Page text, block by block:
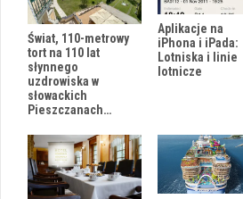
Świat, 110-metrowy
tort na 110 lat
słynnego
uzdrowiska w
słowackich
Pieszczanach…
Aplikacje na
iPhona i iPada:
Lotniska i linie
lotnicze